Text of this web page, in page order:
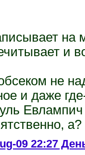
на
и
не
и даже
а?
09 22:27